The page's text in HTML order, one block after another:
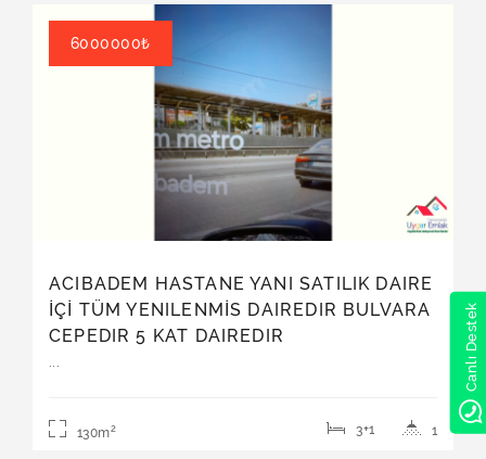
6000000₺
ACIBADEM HASTANE YANI SATILIK DAIRE
İÇİ TÜM YENILENMİS DAIREDIR BULVARA
CEPEDIR 5 KAT DAIREDIR
130m2 1
3+1
Canlı Destek